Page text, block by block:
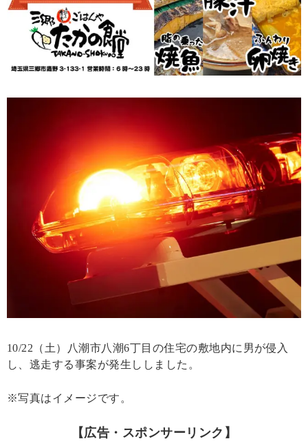
10/22（土）八潮市八潮6丁目の住宅の敷地内に男が侵入
し、逃走する事案が発生ししました。
※写真はイメージです。
【広告・スポンサーリンク】